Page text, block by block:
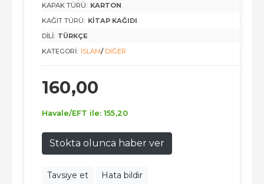
KAPAK TÜRÜ: KARTON
KAĞIT TÜRÜ: KITAP KAĞIDI
DILI: TÜRKÇE
KATEGORI: İSLAM/ DIĞER
160,00
Havale/EFT ile: 155,20
Stokta olunca haber ver
Tavsiye et Hata bildir